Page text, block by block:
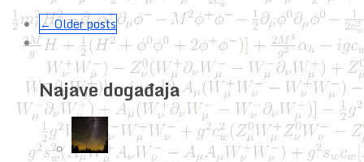
← Older posts
Najave događaja